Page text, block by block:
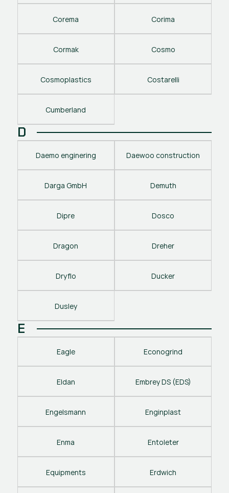
Corema Corima
Cormak Cosmo
Cosmoplastics Costarelli
Cumberland
D
Daemo enginering Daewoo construction
Darga GmbH Demuth
Dipre Dosco
Dragon Dreher
Dryflo Ducker
Dusley
E
Eagle Econogrind
Eldan Embrey DS (EDS)
Engelsmann Enginplast
Enma Entoleter
Equipments Erdwich